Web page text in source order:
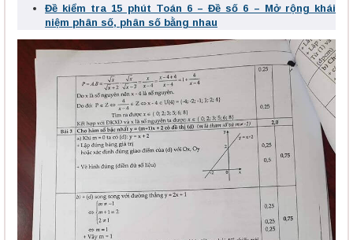
Đề kiểm tra 15 phút Toán 6 – Đề số 6 – Mở rộng khái
niệm phân số, phân số bằng nhau